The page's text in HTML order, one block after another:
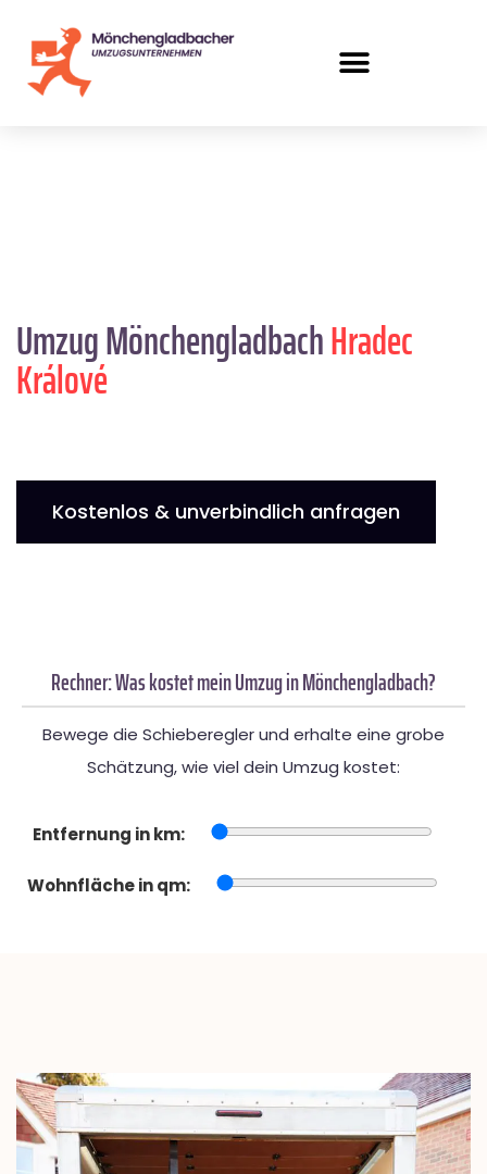
Umzug MönchengladbachHradec
Králové
Kostenlos & unverbindlich anfragen
Rechner: Was kostet mein Umzug in Mönchengladbach?
Bewege die Schieberegler und erhalte eine grobe
Schätzung, wie viel dein Umzug kostet:
Entfernung in km:
Wohnfläche in qm: